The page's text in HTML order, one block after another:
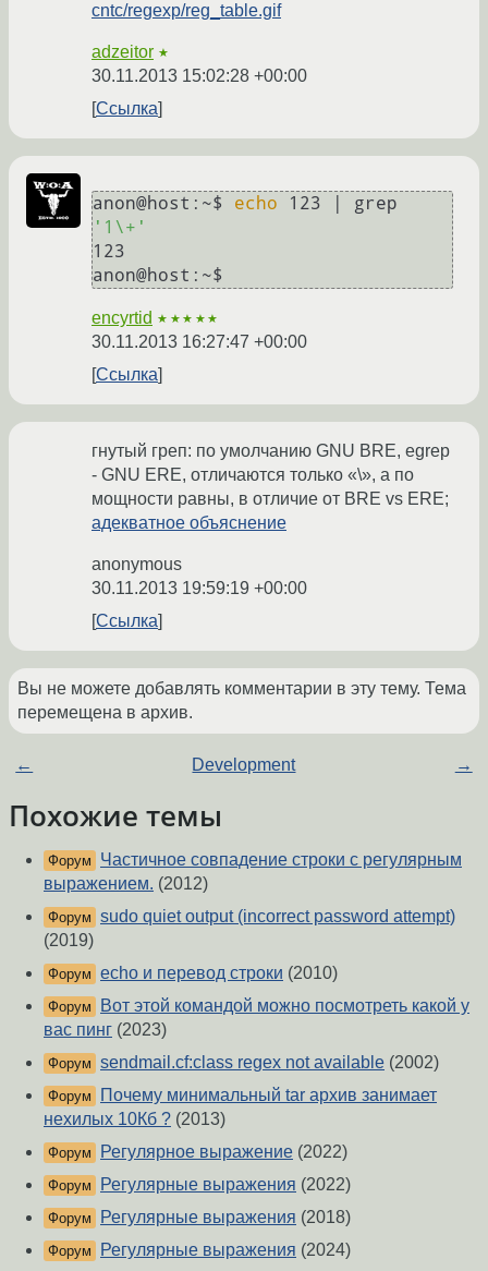
cntc/regexp/reg_table.gif
adzeitor ★
30.11.2013 15:02:28 +00:00
Ссылка
anon@host:~$ echo
'1\+'
123
encyrtid ★★★★★
30.11.2013 16:27:47 +00:00
Ссылка
гнутый греп: по умолчанию GNU BRE, еgrep
- GNU ERE, отличаются только «\», а по
мощности равны, в отличие от BRE vs ERE;
адекватное объяснение
anonymous
30.11.2013 19:59:19 +00:00
Ссылка
Вы не можете добавлять комментарии в эту тему. Тема
перемещена в архив.
← Development →
Похожие темы
Форум
Частичное совпадение строки с регулярным
выражением. (2012)
Форум sudo quiet output (incorrect password attempt)
(2019)
Форум echo и перевод строки (2010)
Форум
Вот этой командой можно посмотреть какой у
вас пинг (2023)
Форум sendmail.cf:class regex not available (2002)
Форум
Почему минимальный tar aрхив занимает
нехилых 10Кб ? (2013)
Форум Регулярное выражение (2022)
Форум Регулярные выражения (2022)
Форум Регулярные выражения (2018)
Форум Регулярные выражения (2024)